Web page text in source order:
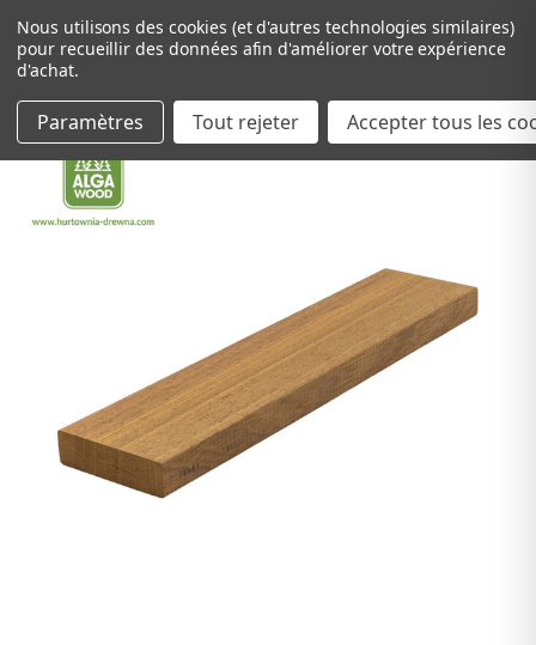
Passer au contenu principal
Nous utilisons des cookies (et d'autres technologies similaires)
pour recueillir des données afin d'améliorer votre expérience
d'achat.
Paramètres Tout rejeter Accepter tous les